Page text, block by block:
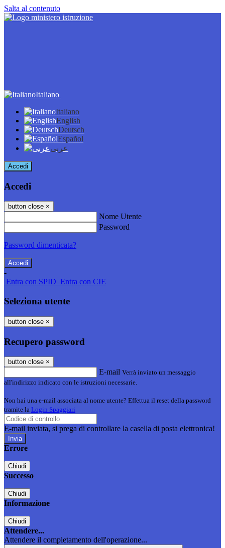
Salta al contenuto
Italiano
Italiano
English
Deutsch
Español
عربى
Accedi
Accedi
button close ×
Nome Utente
Password
Password dimenticata?
-
Entra con SPID Entra con CIE
Seleziona utente
button close ×
Recupero password
button close ×
E-mail Verrà inviato un messaggio
all'indirizzo indicato con le istruzioni necessarie.
Non hai una e-mail associata al nome utente? Effettua il reset della password
tramite la Login Spaggiari
E-mail inviata, si prega di controllare la casella di posta elettronica!
Errore
Chiudi
Successo
Chiudi
Informazione
Chiudi
Attendere...
Attendere il completamento dell'operazione...